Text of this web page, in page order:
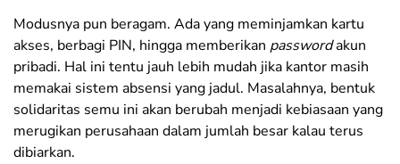
Modusnya pun beragam. Ada yang meminjamkan kartu
akses, berbagi PIN, hingga memberikan passwordakun
pribadi. Hal ini tentu jauh lebih mudah jika kantor masih
memakai sistem absensi yang jadul. Masalahnya, bentuk
solidaritas semu ini akan berubah menjadi kebiasaan yang
merugikan perusahaan dalam jumlah besar kalau terus
dibiarkan.